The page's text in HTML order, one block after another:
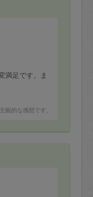
満足です。ま
観的な感想です。